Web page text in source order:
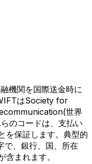
機関を国際送金時に
はSociety for
世界
のコードは、支払い
を保証します。典型的
で、銀行、国、所在
まれます。